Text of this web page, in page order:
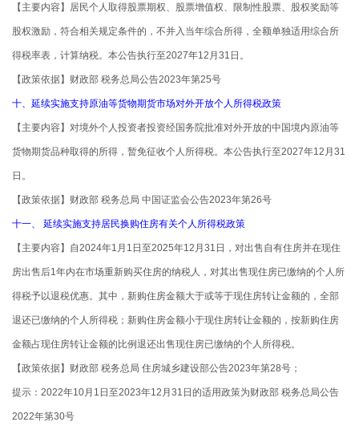
【主要内容】居民个人取得股票期权、股票增值权、限制性股票、股权奖励等
股权激励，符合相关规定条件的，不并入当年综合所得，全额单独适用综合所
得税率表，计算纳税。本公告执行至2027年12月31日。
【政策依据】财政部 税务总局公告2023年第25号
十、延续实施支持原油等货物期货市场对外开放个人所得税政策
【主要内容】对境外个人投资者投资经国务院批准对外开放的中国境内原油等
货物期货品种取得的所得，暂免征收个人所得税。本公告执行至2027年12月31
日。
【政策依据】财政部 税务总局 中国证监会公告2023年第26号
十一、 延续实施支持居民换购住房有关个人所得税政策
【主要内容】自2024年1月1日至2025年12月31日，对出售自有住房并在现住
房出售后1年内在市场重新购买住房的纳税人，对其出售现住房已缴纳的个人所
得税予以退税优惠。其中，新购住房金额大于或等于现住房转让金额的，全部
退还已缴纳的个人所得税；新购住房金额小于现住房转让金额的，按新购住房
金额占现住房转让金额的比例退还出售现住房已缴纳的个人所得税。
【政策依据】财政部 税务总局 住房城乡建设部公告2023年第28号；
提示：2022年10月1日至2023年12月31日的适用政策为财政部 税务总局公告
2022年第30号